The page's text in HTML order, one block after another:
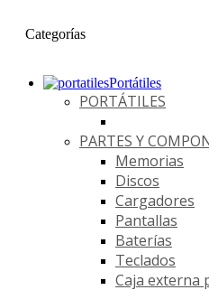
Categorías
Portátiles
PORTÁTILES
PARTES Y
Memorias
Discos
Cargadores
Pantallas
Baterías
Teclados
Caja externa